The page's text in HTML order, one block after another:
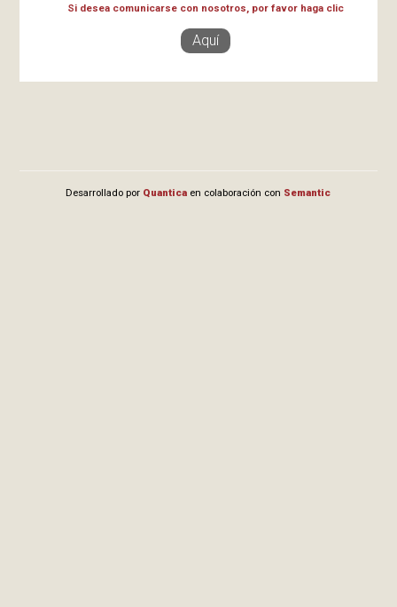
Si desea comunicarse con nosotros, por favor haga clic
Aquí
Desarrollado por Quantica en colaboración con Semantic